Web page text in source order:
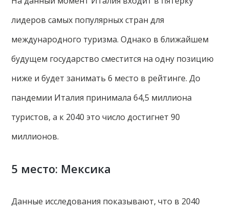
лидеров самых популярных стран для
международного туризма. Однако в ближайшем
будущем государство сместится на одну позицию
ниже и будет занимать 6 место в рейтинге. До
пандемии Италия принимала 64,5 миллиона
туристов, а к 2040 это число достигнет 90
миллионов.
5 место: Мексика
Данные исследования показывают, что в 2040